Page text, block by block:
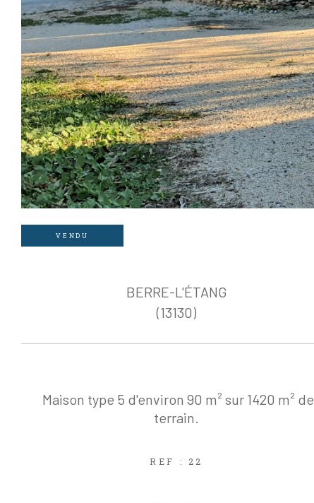
VENDU
BERRE-L'ÉTANG
(13130)
Maison type 5 d'environ 90 m² sur 1420 m² de
terrain.
REF : 22